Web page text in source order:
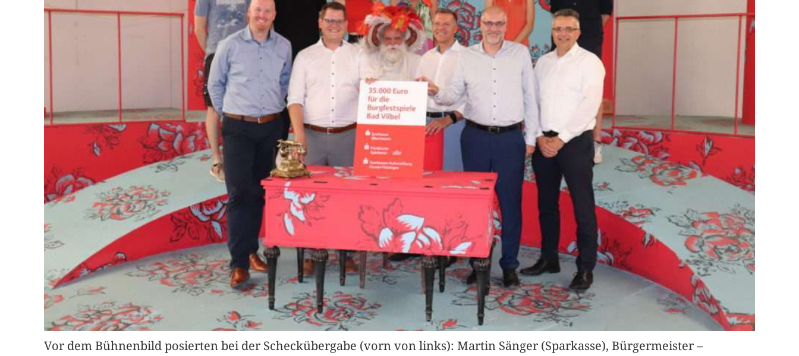
Vor dem Bühnenbild posierten bei der Scheckübergabe (vorn von links): Martin Sänger (Sparkasse), Bürgermeister –